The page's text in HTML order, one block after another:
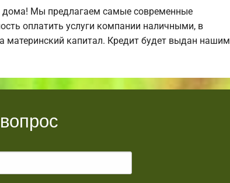
дома! Мы предлагаем самые современные
оплатить услуги компании наличными, в
материнский капитал. Кредит будет выдан нашим